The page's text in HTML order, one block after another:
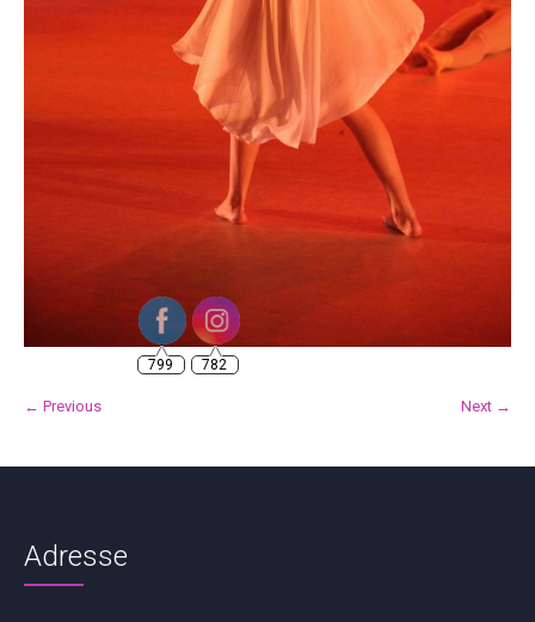
← Previous Next →
Adresse
799 782